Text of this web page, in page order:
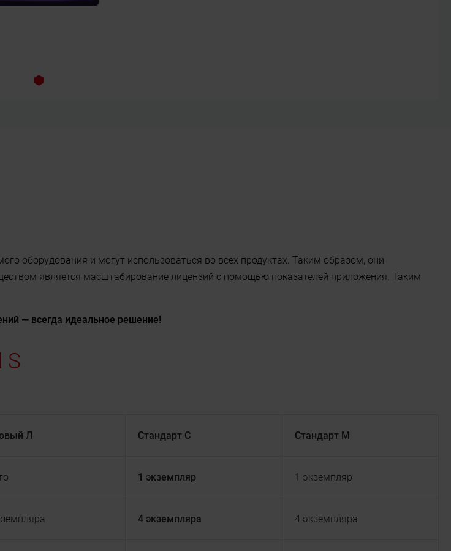
оборудования и могут использоваться во всех продуктах. Таким образом, они
является масштабирование лицензий с помощью показателей приложения. Таким
— всегда идеальное решение!
S
Л Стандарт С Стандарт М
1 экземпляр 1 экземпляр
4 экземпляра 4 экземпляра